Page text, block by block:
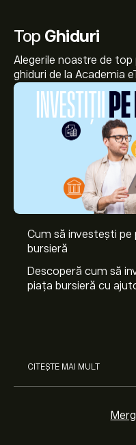
Top Ghiduri
Alegerile noastre de
ghiduri de la Academia
Cum să investești pe
bursieră
Descoperă cum să
piața bursieră cu
CITEȘTE MAI MULT